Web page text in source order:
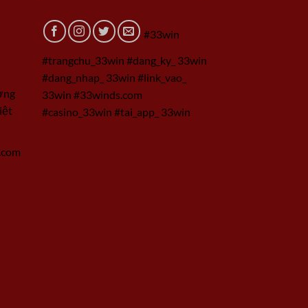
#33win
#trangchu_33win #dang_ky_ 33win
#dang_nhap_ 33win #link_vao_
33win #33winds.com
#casino_33win #tai_app_ 33win